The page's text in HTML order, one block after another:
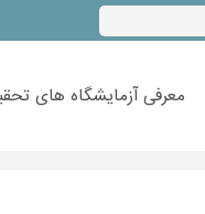
معرفی آزمایشگاه های